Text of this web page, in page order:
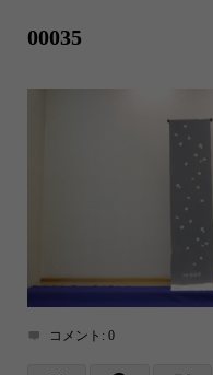
00035
コメント: 0